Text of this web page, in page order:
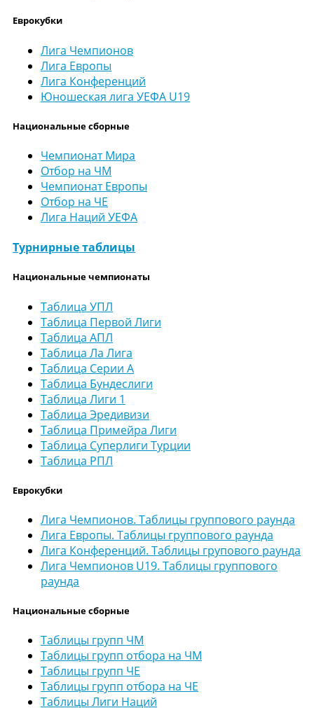
Еврокубки
Лига Чемпионов
Лига Европы
Лига Конференций
Юношеская лига УЕФА U19
Национальные сборные
Чемпионат Мира
Отбор на ЧМ
Чемпионат Европы
Отбор на ЧЕ
Лига Наций УЕФА
Турнирные таблицы
Национальные чемпионаты
Таблица УПЛ
Таблица Первой Лиги
Таблица АПЛ
Таблица Ла Лига
Таблица Серии А
Таблица Бундеслиги
Таблица Лиги 1
Таблица Эредивизи
Таблица Примейра Лиги
Таблица Суперлиги Турции
Таблица РПЛ
Еврокубки
Лига Чемпионов. Таблицы группового раунда
Лига Европы. Таблицы группового раунда
Лига Конференций. Таблицы групового раунда
Лига Чемпионов U19. Таблицы группового
раунда
Национальные сборные
Таблицы групп ЧМ
Таблицы групп отбора на ЧМ
Таблицы групп ЧЕ
Таблицы групп отбора на ЧЕ
Таблицы Лиги Наций